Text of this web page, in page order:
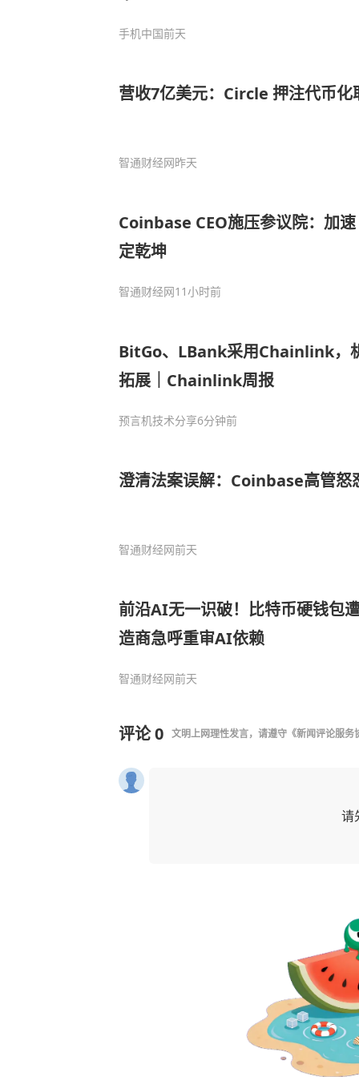
手机中国前天
营收7亿美元：Circle 押注代币化
智通财经网昨天
Coinbase CEO施压参议院：加
定乾坤
智通财经网11小时前
BitGo、LBank采用Chainlink，
拓展｜Chainlink周报
预言机技术分享6分钟前
澄清法案误解：Coinbase高管怒
智通财经网前天
前沿AI无一识破！比特币硬钱包
造商急呼重审AI依赖
智通财经网前天
评论0 文明上网理性发言，请遵守 《新闻评论服务
请